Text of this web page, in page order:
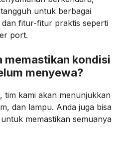
untuk berbagai
dan fitur-fitur praktis seperti
port.
memastikan kondisi
menyewa?
tim kami akan menunjukkan
dan lampu. Anda juga bisa
memastikan semuanya